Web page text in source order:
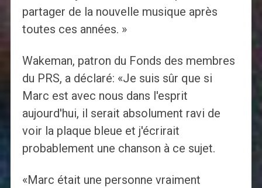
partager de la nouvelle musique après
toutes ces années. »
Wakeman, patron du Fonds des membres
du PRS, a déclaré: «Je suis sûr que si
Marc est avec nous dans l'esprit
aujourd'hui, il serait absolument ravi de
voir la plaque bleue et j'écrirait
probablement une chanson à ce sujet.
«Marc était une personne vraiment